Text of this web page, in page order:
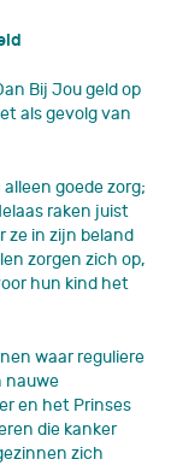
Bij Jou geld op
als gevolg van
goede zorg;
raken juist
ze in zijn beland
zorgen zich op,
hun kind het
waar reguliere
nauwe
en het Prinses
die kanker
zich